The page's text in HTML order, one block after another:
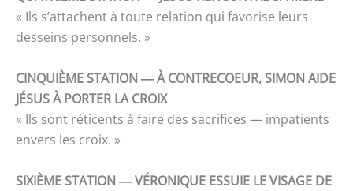
« Ils s’attachent à toute relation qui favorise leurs
desseins personnels. »
CINQUIÈME STATION ― À CONTRECOEUR, SIMON AIDE
JÉSUS À PORTER LA CROIX
« Ils sont réticents à faire des sacrifices — impatients
envers les croix. »
SIXIÈME STATION ― VÉRONIQUE ESSUIE LE VISAGE DE